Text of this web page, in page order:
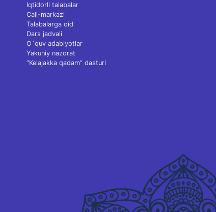
Iqtidorli talabalar
Call-markazi
Talabalarga oid
Dars jadvali
O`quv adabiyotlar
Yakuniy nazorat
“Kelajakka qadam” dasturi